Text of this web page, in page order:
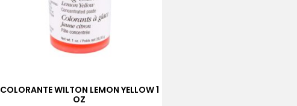
COLORANTE WILTON LEMON YELLOW 1
OZ